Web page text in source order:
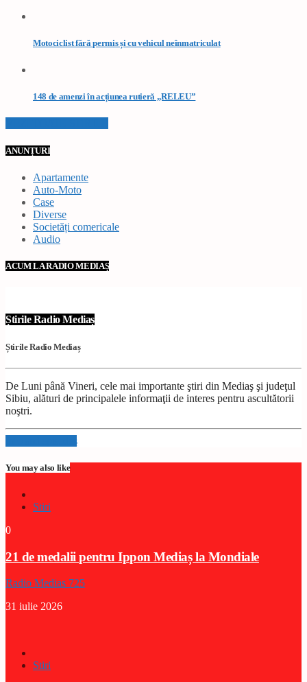
Motociclist fără permis și cu vehicul neînmatriculat
148 de amenzi în acțiunea rutieră „RELEU”
ANUNȚURI
Apartamente
Auto-Moto
Case
Diverse
Societăți comericale
Audio
ACUM LA RADIO MEDIAȘ
Știrile Radio Mediaș
Știrile Radio Mediaș
De Luni până Vineri, cele mai importante ştiri din Mediaş şi judeţul
Sibiu, alături de principalele informaţii de interes pentru ascultătorii
noştri.
Info and episodes
You may also like
Stiri
0
21 de medalii pentru Ippon Mediaș la Mondiale
Radio Medias 725
31 iulie 2026
Stiri